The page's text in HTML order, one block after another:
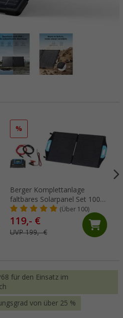
%
Berger Komplettanlage
faltbares Solarpanel Set 100
W inkl. Laderegler(Über 100)
119,- €
UVP 199,- €
für den Einsatz im
von über 25 %